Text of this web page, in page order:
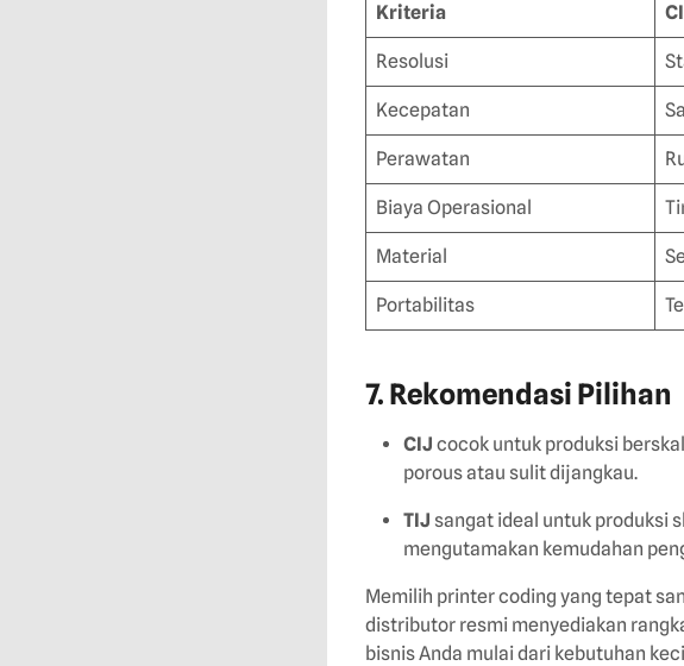
Kriteria
Resolusi
Kecepatan
Perawatan
Biaya Operasional
Material
Portabilitas
7. Rekomendasi Pilihan
CIJ cocok untuk produksi
porous atau sulit dijangkau.
TIJ sangat ideal untuk produksi
mengutamakan kemudahan
Memilih printer coding yang tepat
distributor resmi menyediakan
bisnis Anda mulai dari kebutuhan